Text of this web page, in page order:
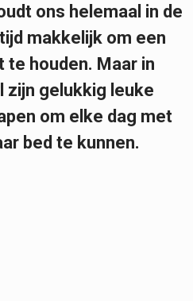
ons helemaal in de
makkelijk om een
houden. Maar in
zijn gelukkig leuke
om elke dag met
bed te kunnen.